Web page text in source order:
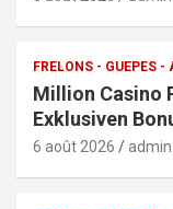
FRELONS - GUEPES -
Million Casino
Exklusiven
6 août 2026 admin